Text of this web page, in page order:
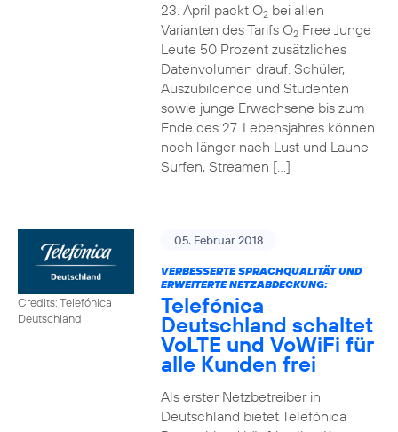
23. April packt O2bei allen
Varianten des Tarifs O2Free Junge
Leute 50 Prozent zusätzliches
Datenvolumen drauf. Schüler,
Auszubildende und Studenten
sowie junge Erwachsene bis zum
Ende des 27. Lebensjahres können
noch länger nach Lust und Laune
Surfen, Streamen […]
Credits: Telefónica
Deutschland
05. Februar 2018
VERBESSERTE SPRACHQUALITÄT UND
ERWEITERTE NETZABDECKUNG:
Telefónica
Deutschland schaltet
VoLTE und VoWiFi für
alle Kunden frei
Als erster Netzbetreiber in
Deutschland bietet Telefónica